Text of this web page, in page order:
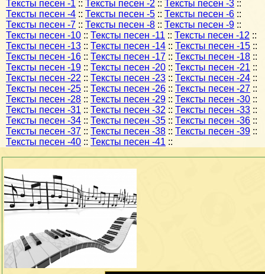
Тексты песен -1 :: Тексты песен -2 :: Тексты песен -3 ::
Тексты песен -4 :: Тексты песен -5 :: Тексты песен -6 ::
Тексты песен -7 :: Тексты песен -8 :: Тексты песен -9 ::
Тексты песен -10 :: Тексты песен -11 :: Тексты песен -12 ::
Тексты песен -13 :: Тексты песен -14 :: Тексты песен -15 ::
Тексты песен -16 :: Тексты песен -17 :: Тексты песен -18 ::
Тексты песен -19 :: Тексты песен -20 :: Тексты песен -21 ::
Тексты песен -22 :: Тексты песен -23 :: Тексты песен -24 ::
Тексты песен -25 :: Тексты песен -26 :: Тексты песен -27 ::
Тексты песен -28 :: Тексты песен -29 :: Тексты песен -30 ::
Тексты песен -31 :: Тексты песен -32 :: Тексты песен -33 ::
Тексты песен -34 :: Тексты песен -35 :: Тексты песен -36 ::
Тексты песен -37 :: Тексты песен -38 :: Тексты песен -39 ::
Тексты песен -40 :: Тексты песен -41 ::